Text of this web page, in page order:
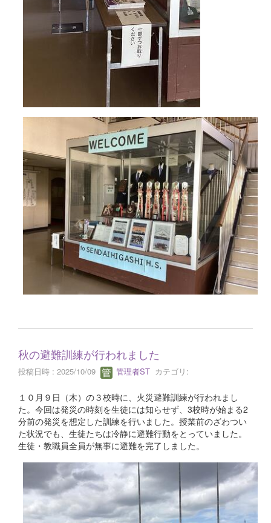
秋の避難訓練が行われました
投稿日時 : 2025/10/09 管理者ST カテゴリ:
１０月９日（木）の３校時に、火災避難訓練が行われまし
た。今回は発災の時刻を生徒には知らせず、3校時が始まる2
分前の発災を想定した訓練を行いました。授業前のざわつい
た状況でも、生徒たちは冷静に避難行動をとっていました。
生徒・教職員全員が無事に避難を完了しました。